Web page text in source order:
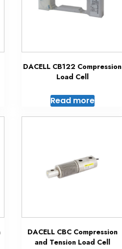
DACELL CB122 Compression
Load Cell
Read more
DACELL CBC Compression
and Tension Load Cell